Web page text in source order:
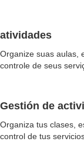
atividades
Organize suas aulas,
controle de seus
Gestión de
Organiza tus clases,
control de tus